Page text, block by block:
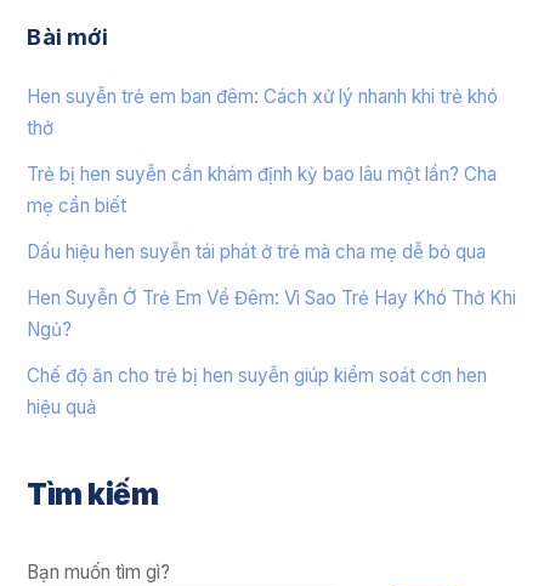
Bài mới
Hen suyễn trẻ em ban đêm: Cách xử lý nhanh khi trẻ khó
thở
Trẻ bị hen suyễn cần khám định kỳ bao lâu một lần? Cha
mẹ cần biết
Dấu hiệu hen suyễn tái phát ở trẻ mà cha mẹ dễ bỏ qua
Hen Suyễn Ở Trẻ Em Về Đêm: Vì Sao Trẻ Hay Khó Thở Khi
Ngủ?
Chế độ ăn cho trẻ bị hen suyễn giúp kiểm soát cơn hen
hiệu quả
Tìm kiếm
Bạn muốn tìm gì?